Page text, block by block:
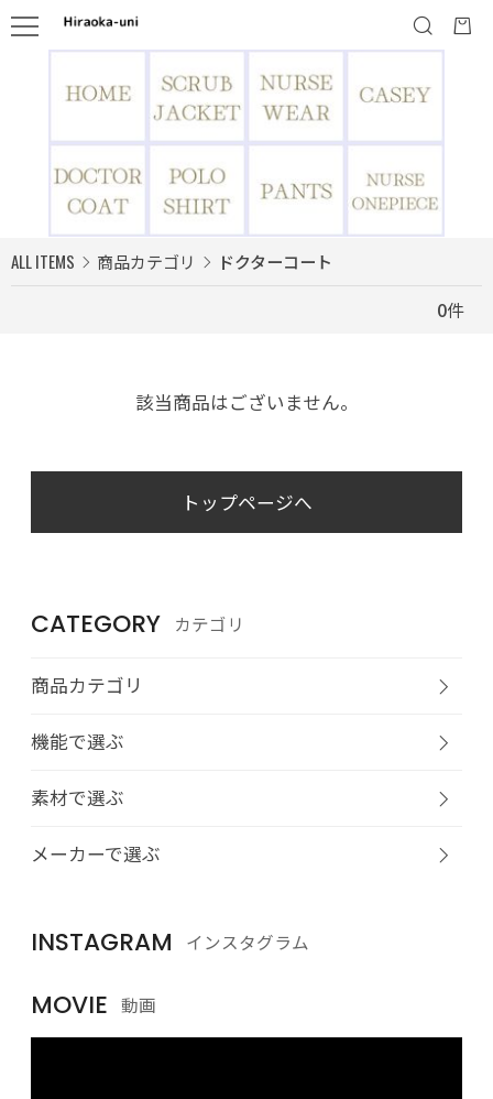
CATEGORY カテゴリ
商品カテゴリ
機能で選ぶ
素材で選ぶ
メーカーで選ぶ
INSTAGRAM インスタグラム
MOVIE 動画
ALL ITEMS 商品カテゴリ ドクターコート
0件
該当商品はございません。
トップページへ